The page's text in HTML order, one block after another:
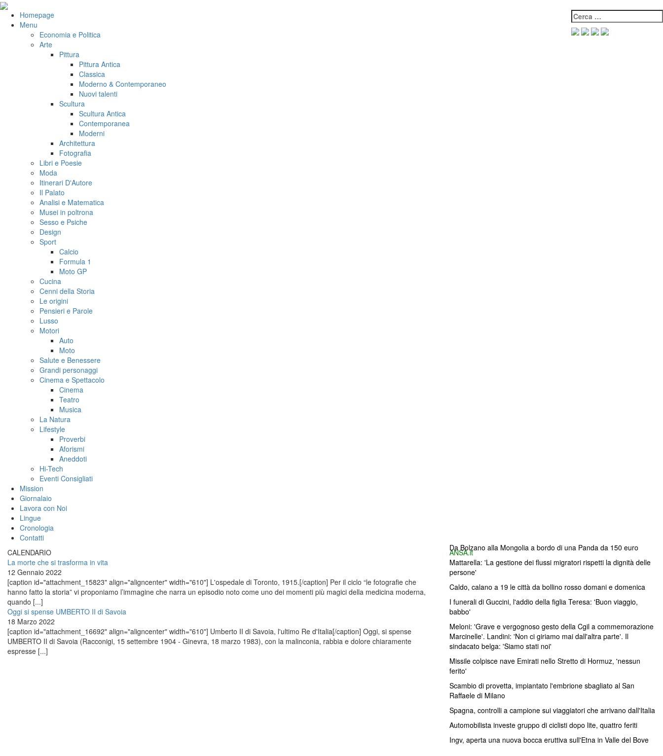
Salta
contenuto
VeniVidiVici Cerca:
Homepage
Menu
Economia e Politica
Arte
Pittura
Pittura Antica
Classica
Moderno & Contemporaneo
Nuovi talenti
Scultura
Scultura Antica
Contemporanea
Moderni
Architettura
Fotografia
Libri e Poesie
Moda
Itinerari D'Autore
Il Palato
Analisi e Matematica
Musei in poltrona
Sesso e Psiche
Design
Sport
Calcio
Formula 1
Moto GP
Cucina
Cenni della Storia
Le origini
Pensieri e Parole
Lusso
Motori
Auto
Moto
Salute e Benessere
Grandi personaggi
Cinema e Spettacolo
Cinema
Teatro
Musica
La Natura
Lifestyle
Proverbi
Aforismi
Aneddoti
Hi-Tech
Eventi Consigliati
Mission
Giornalaio
Lavora con Noi
Lingue
Cronologia
Contatti
CALENDARIO
La morte che si trasforma in vita
12 Gennaio 2022
[caption id="attachment_15823" align="aligncenter" width="610"] L'ospedale di Toronto, 1915.[/caption] Per il ciclo “le fotografie che
hanno fatto la storia” vi proponiamo l’immagine che narra un episodio noto come uno dei momenti più magici della medicina moderna,
quando [...]
Oggi si spense UMBERTO II di Savoia
18 Marzo 2022
[caption id="attachment_16692" align="aligncenter" width="610"] Umberto II di Savoia, l'ultimo Re d'Italia[/caption] Oggi, si spense
UMBERTO II di Savoia (Racconigi, 15 settembre 1904 - Ginevra, 18 marzo 1983), con la malinconia, rabbia e dolore chiaramente
espresse [...]
ANSA.it
Da Bolzano alla Mongolia a bordo di una Panda da 150 euro
Mattarella: 'La gestione dei flussi migratori rispetti la dignità delle
persone'
Caldo, calano a 19 le città da bollino rosso domani e domenica
I funerali di Guccini, l'addio della figlia Teresa: 'Buon viaggio,
babbo'
Meloni: 'Grave e vergognoso gesto della Cgil a commemorazione
Marcinelle'. Landini: 'Non ci giriamo mai dall'altra parte'. Il
sindacato belga: 'Siamo stati noi'
Missile colpisce nave Emirati nello Stretto di Hormuz, 'nessun
ferito'
Scambio di provetta, impiantato l'embrione sbagliato al San
Raffaele di Milano
Spagna, controlli a campione sui viaggiatori che arrivano dall'Italia
Automobilista investe gruppo di ciclisti dopo lite, quattro feriti
Ingv, aperta una nuova bocca eruttiva sull'Etna in Valle del Bove